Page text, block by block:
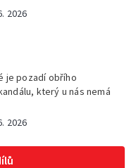
2026
je pozadí obřího
který u nás nemá
2026